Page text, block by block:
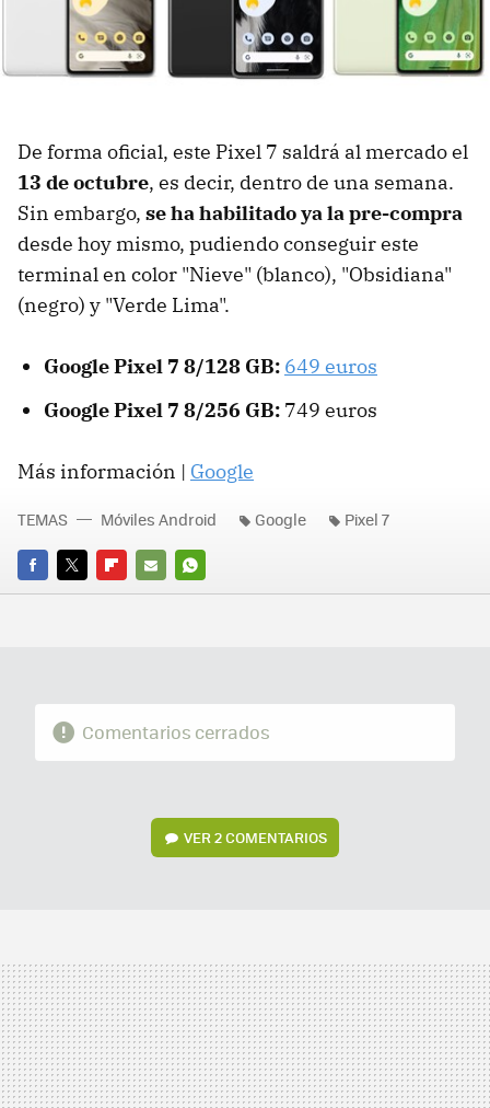
De forma oficial, este Pixel 7 saldrá al mercado el
13 de octubre, es decir, dentro de una semana.
Sin embargo, se ha habilitado ya la pre-compra
desde hoy mismo, pudiendo conseguir este
terminal en color "Nieve" (blanco), "Obsidiana"
(negro) y "Verde Lima".
Google Pixel 7 8/128 GB: 649 euros
Google Pixel 7 8/256 GB: 749 euros
Más información | Google
FACEBOOK
TWITTERFLIPBOARD
E-
WHATSAPP
TEMAS Móviles Android Google Pixel 7
Comentarios cerrados
VER2 COMENTARIOS